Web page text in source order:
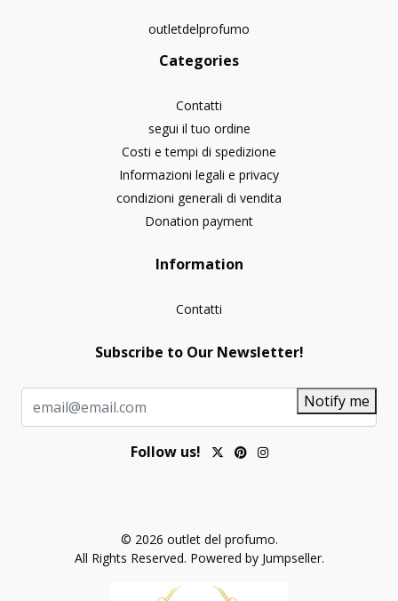
outletdelprofumo
Categories
Contatti
segui il tuo ordine
Costi e tempi di spedizione
Informazioni legali e privacy
condizioni generali di vendita
Donation payment
Information
Contatti
Subscribe to Our Newsletter!
Notify me
Follow us!
© 2026 outlet del profumo.
All Rights Reserved. Powered by Jumpseller.